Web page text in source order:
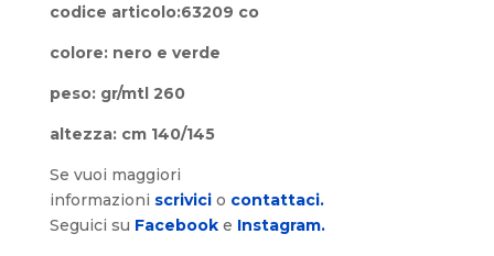
codice articolo:63209 co
colore: nero e verde
peso: gr/mtl 260
altezza: cm 140/145
Se vuoi maggiori
informazioni scrivici o contattaci.
Seguici su Facebooke Instagram.